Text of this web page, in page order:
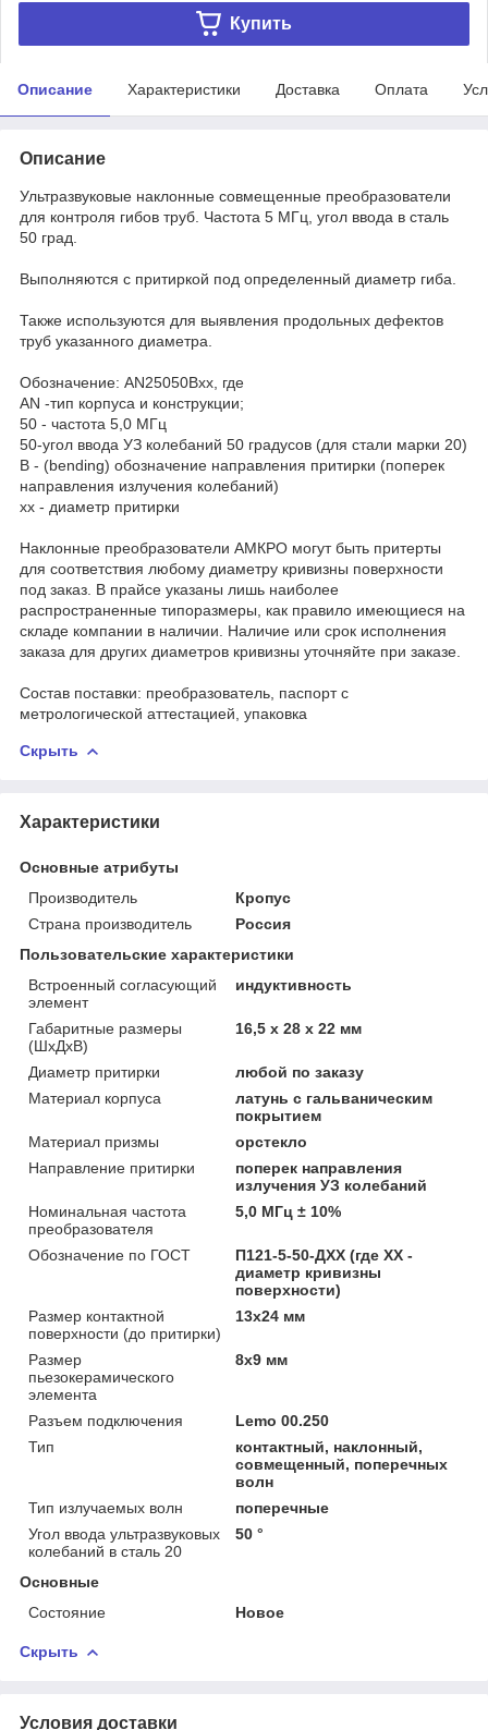
Купить
Описание Характеристики Доставка Оплата
Описание
Ультразвуковые наклонные совмещенные преобразователи
для контроля гибов труб. Частота 5 МГц, угол ввода в сталь
50 град.
Выполняются с притиркой под определенный диаметр гиба.
Также используются для выявления продольных дефектов
труб указанного диаметра.
Обозначение: AN25050Bxx, где
AN -тип корпуса и конструкции;
50 - частота 5,0 МГц
50-угол ввода УЗ колебаний 50 градусов (для стали марки 20)
B - (bending) обозначение направления притирки (поперек
направления излучения колебаний)
xx - диаметр притирки
Наклонные преобразователи АМКРО могут быть притерты
для соответствия любому диаметру кривизны поверхности
под заказ. В прайсе указаны лишь наиболее
распространенные типоразмеры, как правило имеющиеся на
складе компании в наличии. Наличие или срок исполнения
заказа для других диаметров кривизны уточняйте при заказе.
Состав поставки: преобразователь, паспорт с
метрологической аттестацией, упаковка
Скрыть
Характеристики
Основные атрибуты
Производитель
Кропус
Страна производитель
Россия
Пользовательские характеристики
Встроенный согласующий
элемент
индуктивность
Габаритные размеры
(ШхДхВ)
16,5 х 28 х 22 мм
Диаметр притирки
любой по заказу
Материал корпуса
латунь с гальваническим
покрытием
Материал призмы
орстекло
Направление притирки
поперек направления
излучения УЗ колебаний
Номинальная частота
преобразователя
5,0 МГц ± 10%
Обозначение по ГОСТ
П121-5-50-ДХХ (где XX -
диаметр кривизны
поверхности)
Размер контактной
поверхности (до притирки)
13х24 мм
Размер
пьезокерамического
элемента
8х9 мм
Разъем подключения
Lemo 00.250
Тип
контактный, наклонный,
совмещенный, поперечных
волн
Тип излучаемых волн
поперечные
Угол ввода ультразвуковых
колебаний в сталь 20
50 °
Основные
Состояние
Новое
Скрыть
Условия доставки